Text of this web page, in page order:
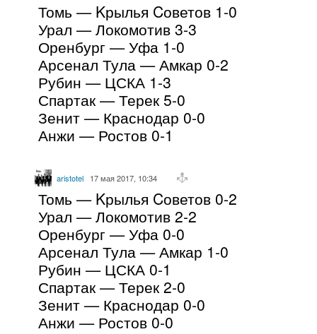
Томь — Kрылья Cоветов 1-0
Урал — Локомотив 3-3
Оренбург — Уфа 1-0
Арсенал Тула — Амкар 0-2
Рубин — ЦСКА 1-3
Спартак — Терек 5-0
Зенит — Краснодар 0-0
Анжи — Ростов 0-1
aristotel 17 мая 2017, 10:34
Томь — Kрылья Cоветов 0-2
Урал — Локомотив 2-2
Оренбург — Уфа 0-0
Арсенал Тула — Амкар 1-0
Рубин — ЦСКА 0-1
Спартак — Терек 2-0
Зенит — Краснодар 0-0
Анжи — Ростов 0-0